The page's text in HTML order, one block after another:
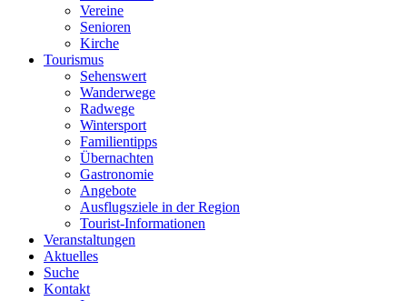
Vereine
Senioren
Kirche
Tourismus
Sehenswert
Wanderwege
Radwege
Wintersport
Familientipps
Übernachten
Gastronomie
Angebote
Ausflugsziele in der Region
Tourist-Informationen
Veranstaltungen
Aktuelles
Suche
Kontakt